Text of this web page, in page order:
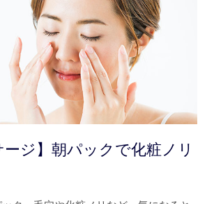
ージ】朝パックで化粧ノリ